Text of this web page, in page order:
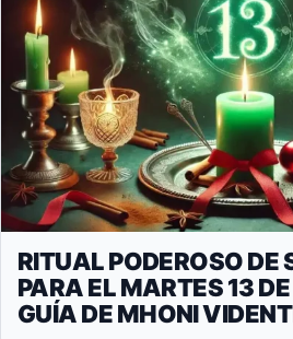
RITUAL PODEROSO DE
PARA EL MARTES 13
GUÍA DE MHONI